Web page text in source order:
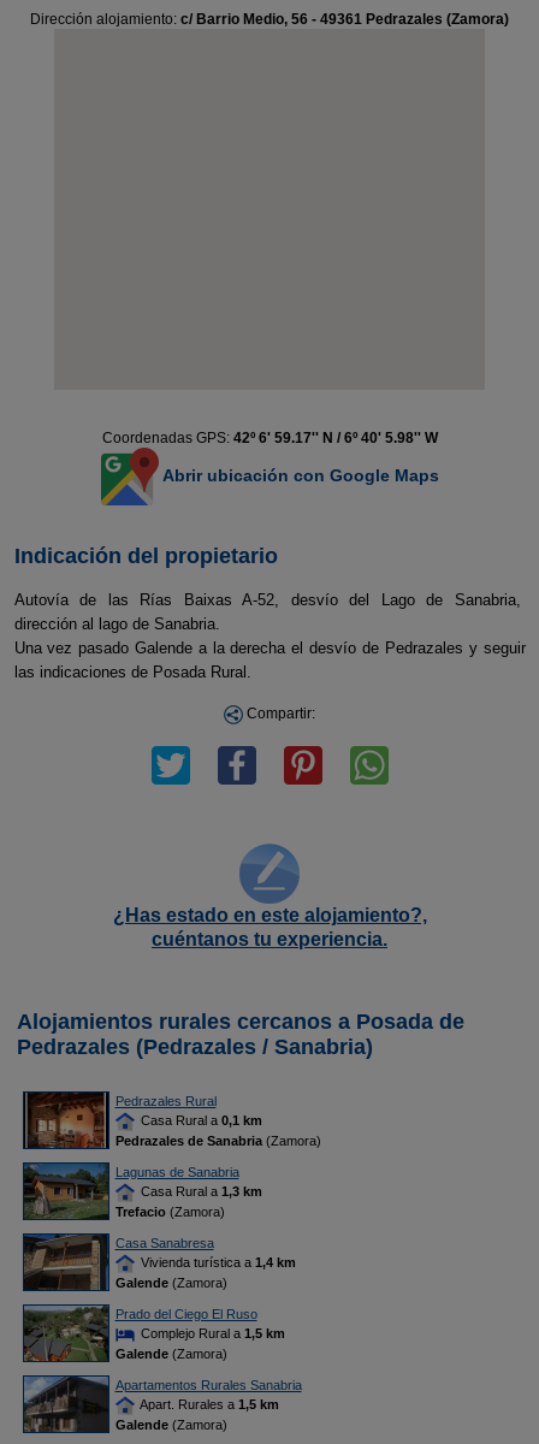
Dirección alojamiento: c/ Barrio Medio, 56 - 49361 Pedrazales (Zamora)
Coordenadas GPS: 42º 6' 59.17'' N / 6º 40' 5.98'' W
Abrir ubicación con Google Maps
Indicación del propietario
Autovía de las Rías Baixas A-52, desvío del Lago de Sanabria,
dirección al lago de Sanabria.
Una vez pasado Galende a la derecha el desvío de Pedrazales y seguir
las indicaciones de Posada Rural.
Compartir:
¿Has estado en este alojamiento?,
cuéntanos tu experiencia.
Alojamientos rurales cercanos a Posada de
Pedrazales (Pedrazales / Sanabria)
Pedrazales Rural
Casa Rural a 0,1 km
Pedrazales de Sanabria(Zamora)
Lagunas de Sanabria
Casa Rural a 1,3 km
Trefacio(Zamora)
Casa Sanabresa
Vivienda turística a 1,4 km
Galende(Zamora)
Prado del Ciego El Ruso
Complejo Rural a 1,5 km
Galende(Zamora)
Apartamentos Rurales Sanabria
Apart. Rurales a 1,5 km
Galende(Zamora)